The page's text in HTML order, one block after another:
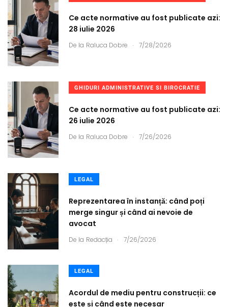
Ce acte normative au fost publicate azi:
28 iulie 2026
De la Raluca Dobre . 7/28/2026
GHIDURI ADMINISTRATIVE SI BIROCRATIE
Ce acte normative au fost publicate azi:
26 iulie 2026
De la Raluca Dobre . 7/26/2026
LEGAL
Reprezentarea în instanță: când poți
merge singur și când ai nevoie de
avocat
De la Redacția . 7/26/2026
LEGAL
Acordul de mediu pentru construcții: ce
este și când este necesar